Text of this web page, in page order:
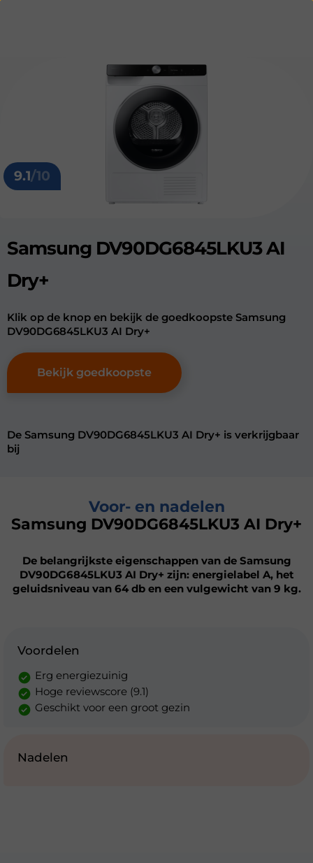
9.1/10
Samsung DV90DG6845LKU3 AI
Dry+
Klik op de knop en bekijk de goedkoopste Samsung
DV90DG6845LKU3 AI Dry+
Bekijk goedkoopste
De Samsung DV90DG6845LKU3 AI Dry+ is verkrijgbaar
bij
Voor- en nadelen
Samsung DV90DG6845LKU3 AI Dry+
De belangrijkste eigenschappen van de Samsung
DV90DG6845LKU3 AI Dry+ zijn: energielabel A, het
geluidsniveau van 64 db en een vulgewicht van 9 kg.
Voordelen
Erg energiezuinig
Hoge reviewscore (9.1)
Geschikt voor een groot gezin
Nadelen